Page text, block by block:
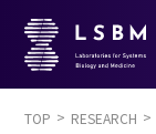
TOP RESEARCH